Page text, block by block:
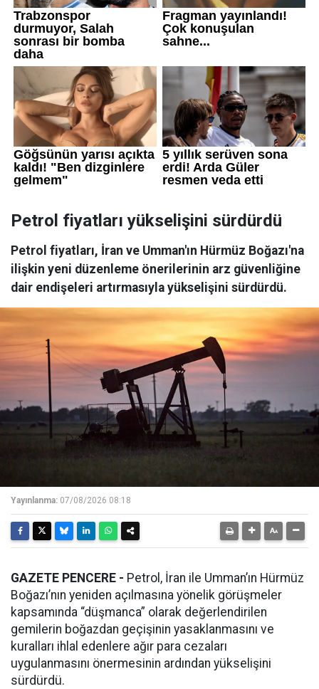
Petrol fiyatları yükselişini sürdürdü
Petrol fiyatları, İran ve Umman'ın Hürmüz Boğazı'na
ilişkin yeni düzenleme önerilerinin arz güvenliğine
dair endişeleri artırmasıyla yükselişini sürdürdü.
Yayınlanma: 07/08/2026 08:18
GAZETE PENCERE - Petrol, İran ile Umman’ın Hürmüz
Boğazı’nın yeniden açılmasına yönelik görüşmeler
kapsamında “düşmanca” olarak değerlendirilen
gemilerin boğazdan geçişinin yasaklanmasını ve
kuralları ihlal edenlere ağır para cezaları
uygulanmasını önermesinin ardından yükselişini
sürdürdü.